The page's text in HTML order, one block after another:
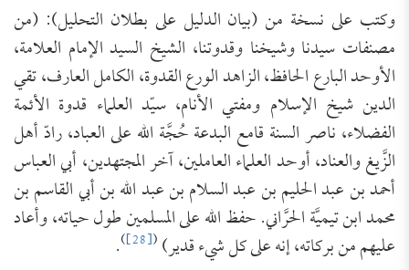
وكتب على نسخة من (بيان الدليل على بطلان التحليل): (من
‌مصنفات سيدنا وشيخنا وقدوتنا، الشيخ السيد الإمام العلامة،
الأوحد البارع الحافظ، الزاهد الورع القدوة، الكامل العارف، تقي
الدين شيخ الإسلام ومفتي الأنام، سيّد العلماء قدوة الأئمة
الفضلاء، ناصر السنة قامع البدعة حُجَّة الله على العباد، رادّ أهل
الزَّيغ والعناد، أوحد العلماء العاملين، آخر المجتهدين، أبي العباس
أحمد بن عبد الحليم بن عبد السلام بن عبد الله بن أبي القاسم بن
محمد ابن تيميَّة الحرَّاني. حفظ الله على المسلمين طول حياته، وأعاد
عليهم من بركاته، إنه على كل شيء قدير)(
[28]
)
.